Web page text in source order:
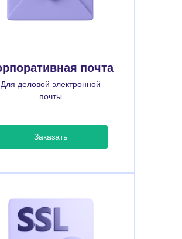
почта
Для деловой электронной
почты
Заказать